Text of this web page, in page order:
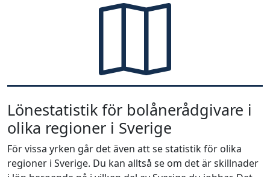
Lönestatistik för bolånerådgivare i
olika regioner i Sverige
För vissa yrken går det även att se statistik för olika
regioner i Sverige. Du kan alltså se om det är skillnader